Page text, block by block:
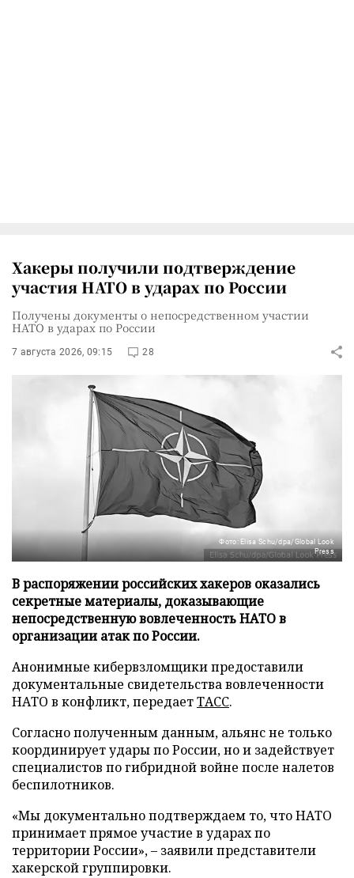
Хакеры получили подтверждение
участия НАТО в ударах по России
Получены документы о непосредственном участии
НАТО в ударах по России
7 августа 2026, 09:15 28
Фото: Elisa Schu/dpa/Global Look
Press
В распоряжении российских хакеров оказались
секретные материалы, доказывающие
непосредственную вовлеченность НАТО в
организации атак по России.
Анонимные кибервзломщики предоставили
документальные свидетельства вовлеченности
НАТО в конфликт, передаетТАСС.
Согласно полученным данным, альянс не только
координирует удары по России, но и задействует
специалистов по гибридной войне после налетов
беспилотников.
«Мы документально подтверждаем то, что НАТО
принимает прямое участие в ударах по
территории России», – заявили представители
хакерской группировки.